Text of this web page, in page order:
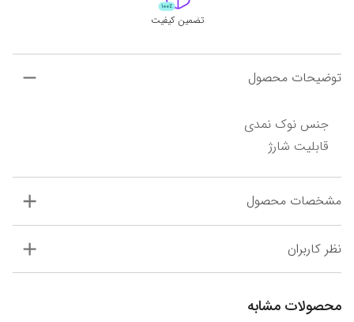
تضمین کیفیت
توضیحات محصول
قابلیت شارژ
مشخصات محصول
نظر کاربران
محصولات مشابه